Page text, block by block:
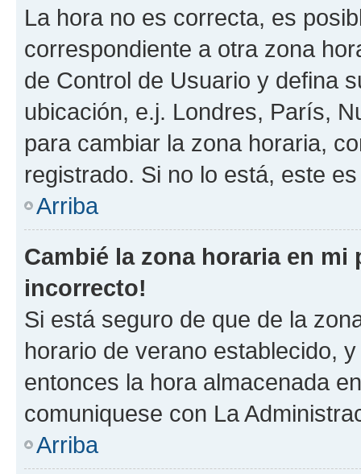
La hora no es correcta, es
correspondiente a otra zona
de Control de Usuario y defina
ubicación, e.j. Londres, París,
para cambiar la zona horaria,
registrado. Si no lo está, este
Arriba
Cambié la zona horaria en
incorrecto!
Si está seguro de que de la
horario de verano establecido,
entonces la hora almacenada
comuniquese con La
Arriba